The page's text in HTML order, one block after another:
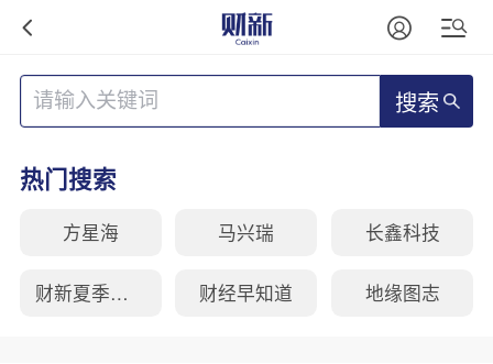
搜索
热门搜索
方星海 马兴瑞 长鑫科技
财新夏季峰会 财经早知道 地缘图志